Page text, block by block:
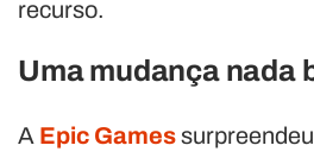
recurso.
Uma mudança nada
A Epic Games